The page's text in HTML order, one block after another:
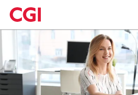
Skip
to
main
content